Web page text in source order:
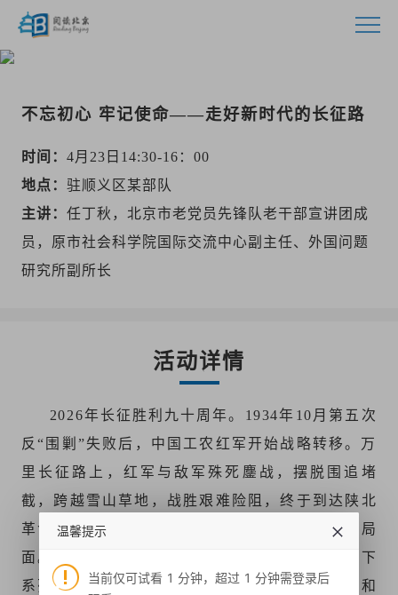
活动
指南
视频
资源
登录
不忘初心 牢记使命——走好新时代的长征路
时间： 4月23日14:30-16：00
地点： 驻顺义区某部队
主讲： 任丁秋，北京市老党员先锋队老干部宣讲团成
员，原市社会科学院国际交流中心副主任、外国问题
研究所副所长
活动详情
2026年长征胜利九十周年。1934年10月第五次
反“围剿”失败后，中国工农红军开始战略转移。万
里长征路上，红军与敌军殊死鏖战，摆脱围追堵
截，跨越雪山草地，战胜艰难险阻，终于到达陕北
革命根据地，实现北上抗日，开创中国革命的新局
面。长征是一部英雄史诗，创造了人类奇迹，留下
系列经典战例。长征精神是我党我军的光荣传统和
温馨提示
当前仅可试看 1 分钟，超过 1 分钟需登录后